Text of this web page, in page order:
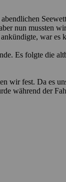
nun mussten
war es
Es folgte die
wir fest. Da es
während der